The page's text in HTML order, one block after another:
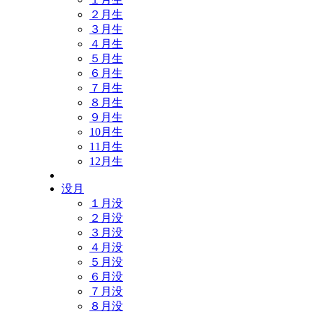
２月生
３月生
４月生
５月生
６月生
７月生
８月生
９月生
10月生
11月生
12月生
没月
１月没
２月没
３月没
４月没
５月没
６月没
７月没
８月没